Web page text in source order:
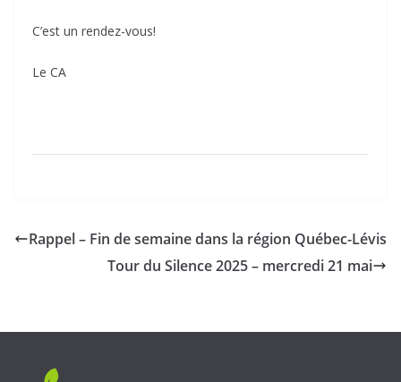
C’est un rendez-vous!
Le CA
Rappel – Fin de semaine dans la région Québec-Lévis
Tour du Silence 2025 – mercredi 21 mai